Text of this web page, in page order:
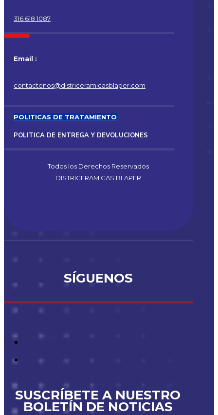
316 618 1087
Email :
contactenos@districeramicasblaper.com
POLITICAS DE TRATAMIENTO
POLITICA DE ENTREGA Y DEVOLUCIONES
Todos los Derechos Reservados
DISTRICERAMICAS BLAPER
SÍGUENOS
SUSCRÍBETE A NUESTRO
BOLETÍN DE NOTICIAS